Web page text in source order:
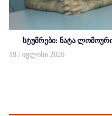
სტუმრები: ნატა
18 / ივლისი 2026